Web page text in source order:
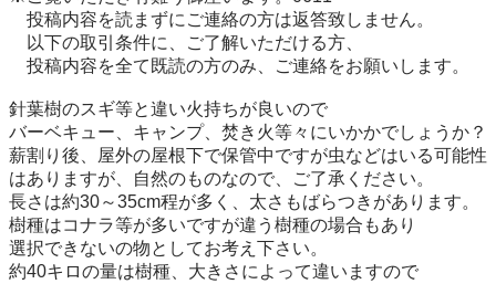
投稿内容を読まずにご連絡の方は返答致しません。
以下の取引条件に、ご了解いただける方、
投稿内容を全て既読の方のみ、ご連絡をお願いします。
針葉樹のスギ等と違い火持ちが良いので
バーベキュー、キャンプ、焚き火等々にいかかでしょうか？
薪割り後、屋外の屋根下で保管中ですが虫などはいる可能性
はありますが、自然のものなので、ご了承ください。
長さは約30～35cm程が多く、太さもばらつきがあります。
樹種はコナラ等が多いですが違う樹種の場合もあり
選択できないの物としてお考え下さい。
約40キロの量は樹種、大きさによって違いますので